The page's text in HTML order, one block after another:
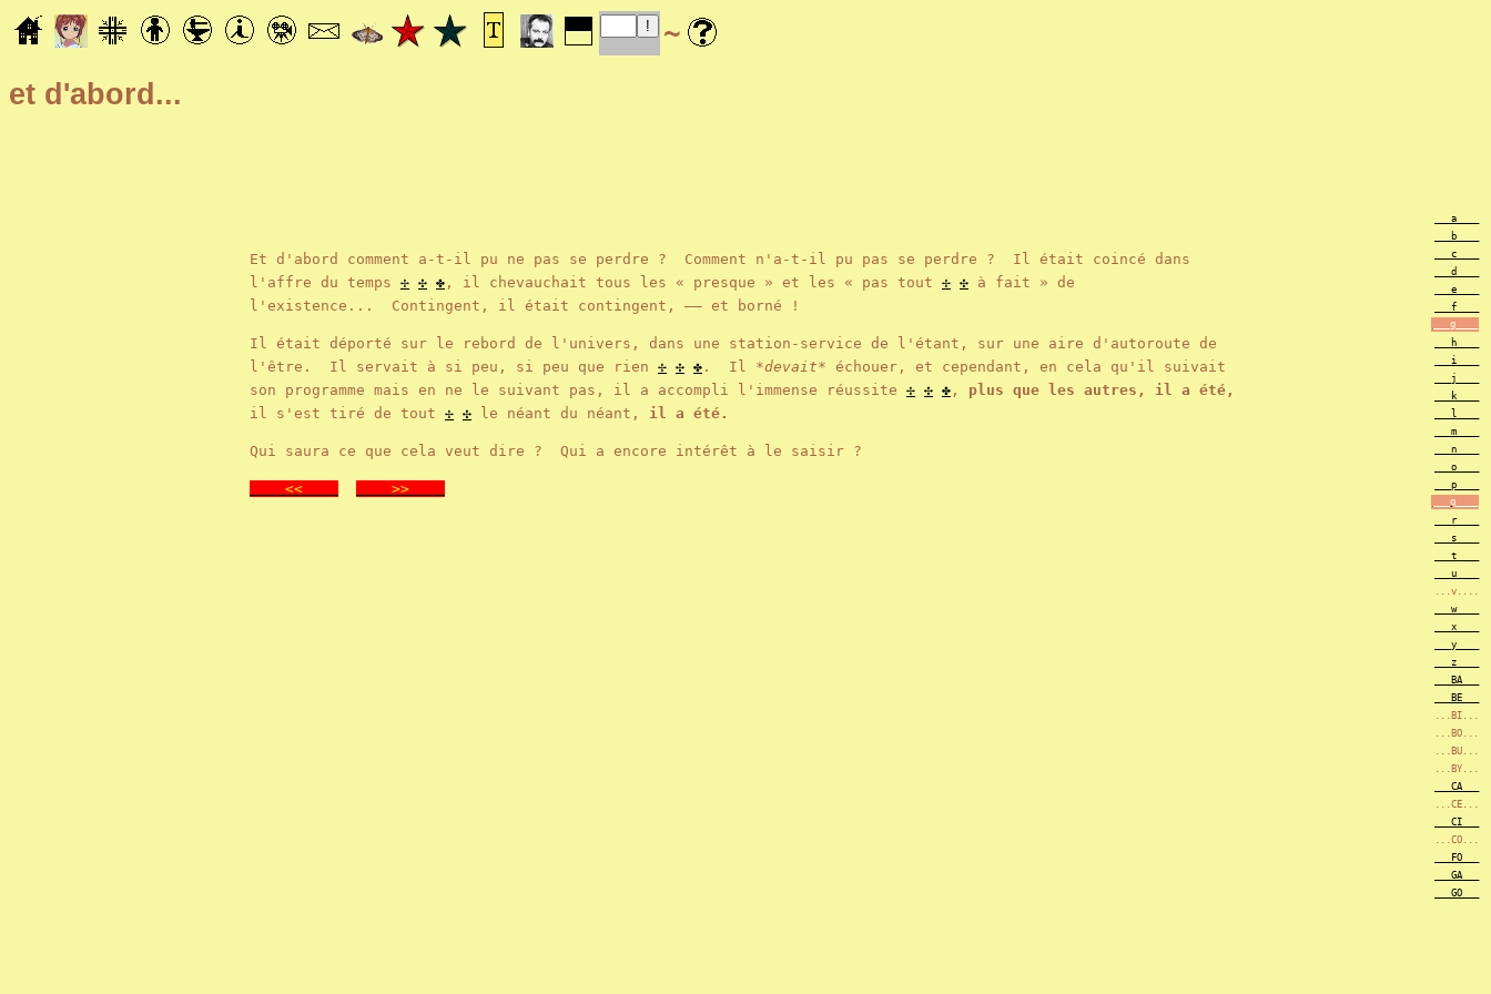
~
et d'abord...
Et d'abord comment a-t-il pu ne pas se perdre ? Comment n'a-t-il pu pas se perdre ? Il était coincé dans
l'affre du temps ✢ ✣ ✤ , il chevauchait tous les « presque » et les « pas tout ✢ ✣ à fait » de
l'existence... Contingent, il était contingent, —— et borné !
Il était déporté sur le rebord de l'univers, dans une station-service de l'étant, sur une aire d'autoroute de
l'être. Il servait à si peu, si peu que rien ✢ ✣ ✤ . Il *devait* échouer, et cependant, en cela qu'il suivait
son programme mais en ne le suivant pas, il a accompli l'immense réussite ✢ ✣ ✤ , plus que les autres, il a été,
il s'est tiré de tout ✢ ✣ le néant du néant, il a été.
Qui saura ce que cela veut dire ? Qui a encore intérêt à le saisir ?
<< >>
___a____
___b____
___c____
___d____
___e____
___f____
___g____
___h____
___i____
___j____
___k____
___m____
___n____
___o____
___p____
___q____
___r____
___s____
___t____
___u____
...v....
___w____
___x____
___y____
___z____
___BA___
___BE___
...BI...
...BO...
...BU...
...BY...
___CA___
...CE...
___CI___
...CO...
___FO___
___GA___
___GO___